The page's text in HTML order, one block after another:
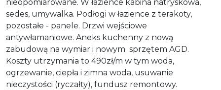
nieopomiarowane. W łazience kabina natryskowa,
sedes, umywalka. Podłogi w łazience z terakoty,
pozostałe - panele. Drzwi wejściowe
antywłamaniowe. Aneks kuchenny z nową
zabudową na wymiar i nowym sprzętem AGD.
Koszty utrzymania to 490zł/m w tym woda,
ogrzewanie, ciepła i zimna woda, usuwanie
nieczystości (ryczałty), fundusz remontowy.